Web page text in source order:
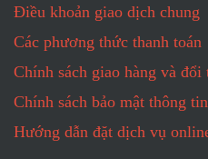
Điều khoản giao dịch chung
Các phương thức thanh toán
Chính sách giao hàng và đổi
Chính sách bảo mật thông
Hướng dẫn đặt dịch vụ